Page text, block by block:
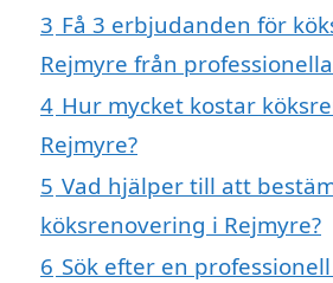
3 Få 3 erbjudanden för
Rejmyre från
4 Hur mycket kostar
Rejmyre?
5 Vad hjälper till att
köksrenovering i Rejmyre?
6 Sök efter en